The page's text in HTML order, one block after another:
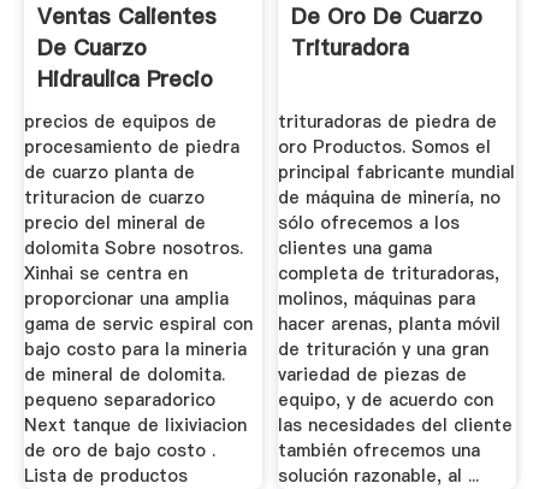
Ventas Calientes
De Cuarzo
Hidraulica Precio
Planta De ...
precios de equipos de
procesamiento de piedra
de cuarzo planta de
trituracion de cuarzo
precio del mineral de
dolomita Sobre nosotros.
Xinhai se centra en
proporcionar una amplia
gama de servic espiral con
bajo costo para la mineria
de mineral de dolomita.
pequeno separadorico
Next tanque de lixiviacion
de oro de bajo costo .
Lista de productos
De Oro De Cuarzo
Trituradora
trituradoras de piedra de
oro Productos. Somos el
principal fabricante mundial
de máquina de minería, no
sólo ofrecemos a los
clientes una gama
completa de trituradoras,
molinos, máquinas para
hacer arenas, planta móvil
de trituración y una gran
variedad de piezas de
equipo, y de acuerdo con
las necesidades del cliente
también ofrecemos una
solución razonable, al ...